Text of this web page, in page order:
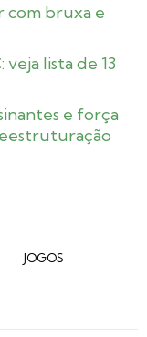
com bruxa e
lista de 13
e força
JOGOS